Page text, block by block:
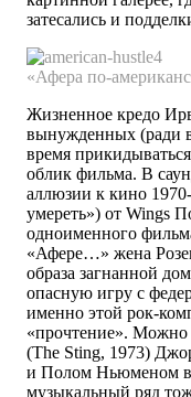
затесались и
«Афера по-
Жизненное кредо
вынужденных (ради
время
облик фильма. В
аллюзии к кино
умереть») от Wings
одноименного
«Афере…» жена
образа загнанной
опасную игру с
именно этой рок-
«прочтение».
(The Sting, 1973)
и Полом Ньюменом в
музыкальный ряд